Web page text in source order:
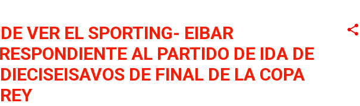
Djurdjevic, Álex Pérez, Carlos Cordero y Neftali.
VER EL SPORTING- EIBAR
AL PARTIDO DE IDA DE
DE FINAL DE LA COPA